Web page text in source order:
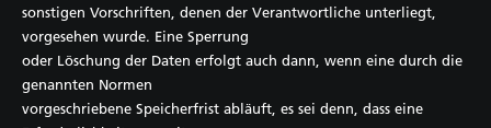
sonstigen Vorschriften, denen der Verantwortliche unterliegt,
vorgesehen wurde. Eine Sperrung
oder Löschung der Daten erfolgt auch dann, wenn eine durch die
genannten Normen
vorgeschriebene Speicherfrist abläuft, es sei denn, dass eine